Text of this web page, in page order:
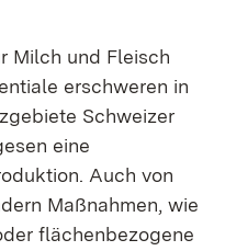
Milch und Fleisch
erschweren in
Schweizer
eine
Auch von
Maßnahmen, wie
flächenbezogene